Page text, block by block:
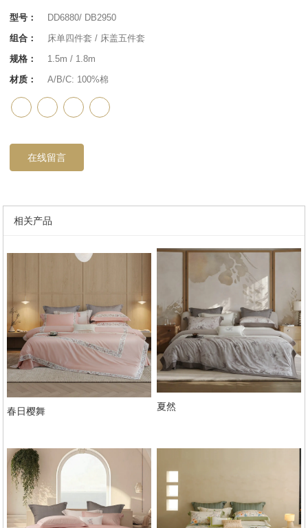
型号：
DD6880/ DB2950
组合：
床单四件套 / 床盖五件套
规格：
1.5m / 1.8m
材质：
A/B/C: 100%棉
在线留言
相关产品
春日樱舞 夏然